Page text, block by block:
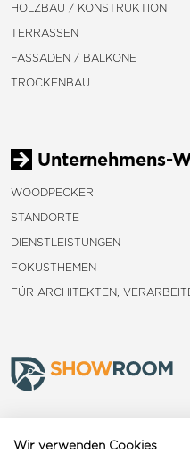
HOLZBAU / KONSTRUKTION
TERRASSEN
FASSADEN / BALKONE
TROCKENBAU
Unternehmens-
WOODPECKER
STANDORTE
DIENSTLEISTUNGEN
FOKUSTHEMEN
FÜR ARCHITEKTEN,
Wir verwenden Cookies